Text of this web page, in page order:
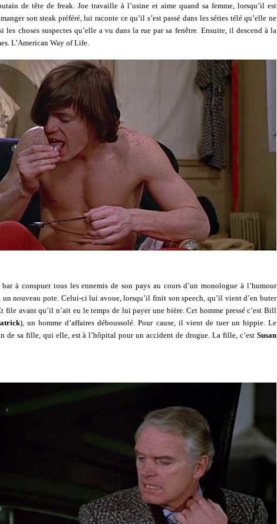
de tête de freak. Joe travaille à l’usine et aime quand sa femme, lorsqu’il est
son steak préféré, lui raconte ce qu’il s’est passé dans les séries télé qu’elle ne
les choses suspectes qu’elle a vu dans la rue par sa fenêtre. Ensuite, il descend à la
L’American Way of Life.
à conspuer tous les ennemis de son pays au cours d’un monologue à l’humour
un nouveau pote. Celui-ci lui avoue, lorsqu’il finit son speech, qu’il vient d’en buter
file avant qu’il n’ait eu le temps de lui payer une bière. Cet homme pressé c’est Bill
), un homme d’affaires déboussolé. Pour cause, il vient de tuer un hippie. Le
de sa fille, qui elle, est à l’hôpital pour un accident de drogue. La fille, c’est Susan